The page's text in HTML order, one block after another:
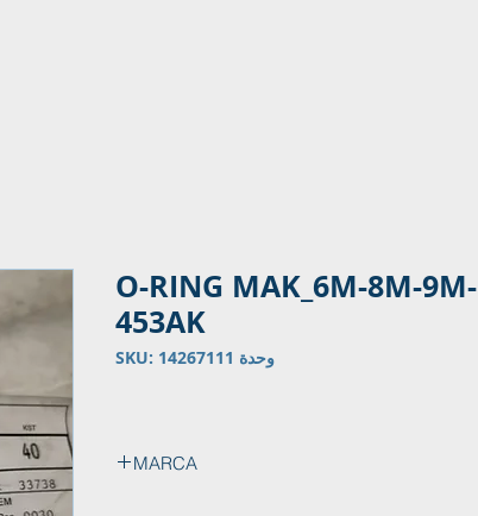
O-RING MAK_6M-8M-9M-
453AK
وحدة SKU: 14267111
MARCA